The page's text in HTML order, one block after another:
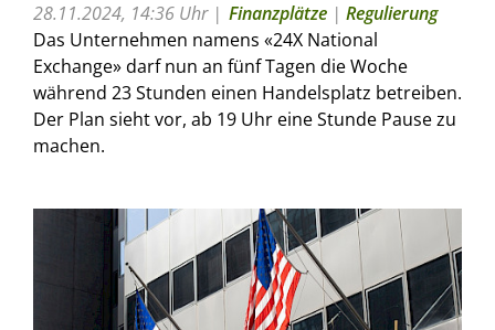
28.11.2024, 14:36 Uhr Finanzplätze | Regulierung
Das Unternehmen namens «24X National
Exchange» darf nun an fünf Tagen die Woche
während 23 Stunden einen Handelsplatz betreiben.
Der Plan sieht vor, ab 19 Uhr eine Stunde Pause zu
machen.